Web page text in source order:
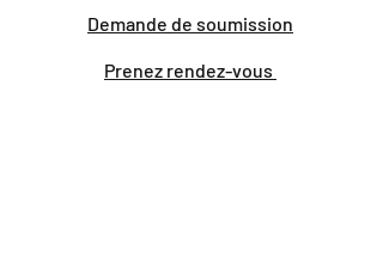
Demande de soumission
Prenez rendez-vous